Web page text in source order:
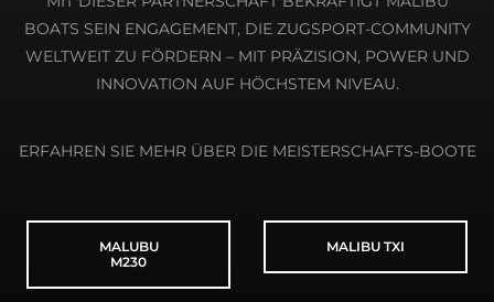
BOATS SEIN ENGAGEMENT, DIE ZUGSPORT-COMMUNITY
WELTWEIT ZU FÖRDERN – MIT PRÄZISION, POWER UND
INNOVATION AUF HÖCHSTEM NIVEAU.
ERFAHREN SIE MEHR ÜBER DIE MEISTERSCHAFTS-BOOTE
MALUBU
M230
MALIBU TXI